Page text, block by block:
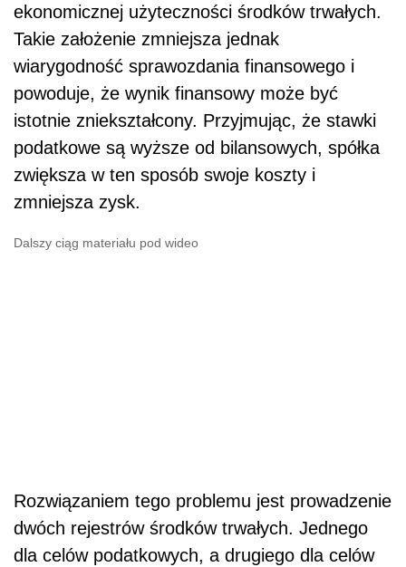
ekonomicznej użyteczności środków trwałych.
Takie założenie zmniejsza jednak
wiarygodność sprawozdania finansowego i
powoduje, że wynik finansowy może być
istotnie zniekształcony. Przyjmując, że stawki
podatkowe są wyższe od bilansowych, spółka
zwiększa w ten sposób swoje koszty i
zmniejsza zysk.
Dalszy ciąg materiału pod wideo
Rozwiązaniem tego problemu jest prowadzenie
dwóch rejestrów środków trwałych. Jednego
dla celów podatkowych, a drugiego dla celów